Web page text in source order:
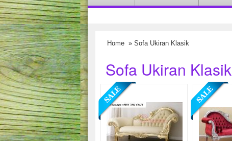
Home » Sofa Ukiran Klasik
Sofa Ukiran Klasik